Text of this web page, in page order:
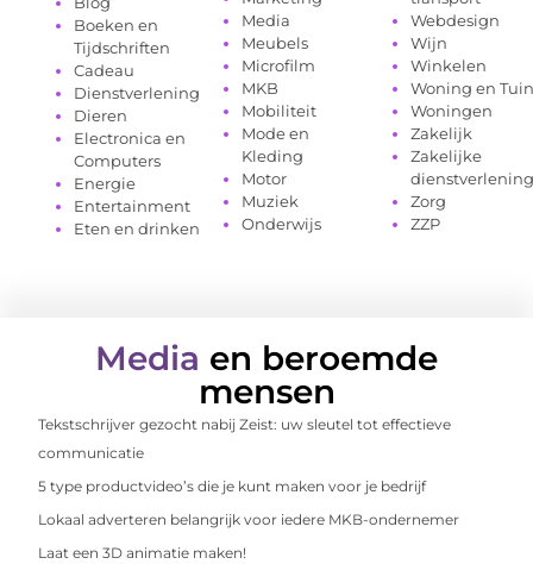
Boeken en
Tijdschriften
Cadeau
Dienstverlening
Dieren
Electronica en
Computers
Energie
Entertainment
Eten en drinken
Media
Meubels
Microfilm
MKB
Mobiliteit
Mode en
Kleding
Motor
Muziek
Onderwijs
Webdesign
Wijn
Winkelen
Woning en Tuin
Woningen
Zakelijk
Zakelijke
dienstverlening
Zorg
ZZP
Media en beroemde
mensen
Tekstschrijver gezocht nabij Zeist: uw sleutel tot effectieve
communicatie
5 type productvideo’s die je kunt maken voor je bedrijf
Lokaal adverteren belangrijk voor iedere MKB-ondernemer
Laat een 3D animatie maken!